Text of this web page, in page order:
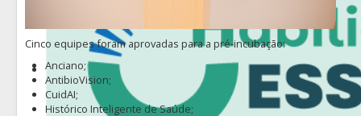
Cinco equipes foram aprovadas para a pré-incubação:
Anciano;
AntibioVision;
CuidAI;
Histórico Inteligente de Saúde;